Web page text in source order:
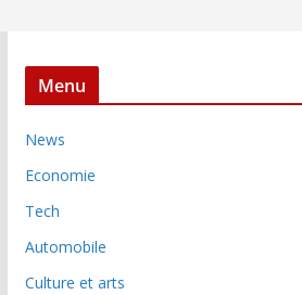
Menu
News
Economie
Tech
Automobile
Culture et arts